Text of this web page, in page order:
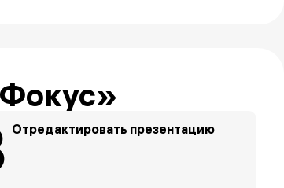
Отредактировать презентацию